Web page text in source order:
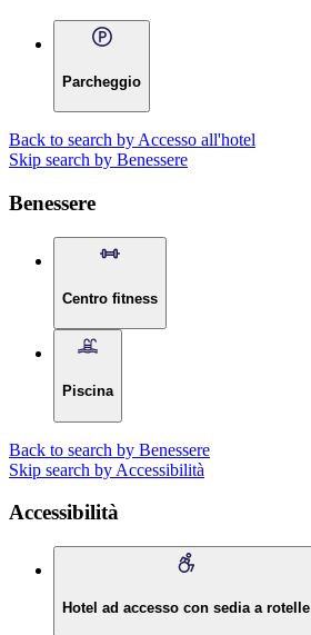
Parcheggio
Back to search by Accesso all'hotel
Skip search by Benessere
Benessere
Centro fitness
Piscina
Back to search by Benessere
Skip search by Accessibilità
Accessibilità
Hotel ad accesso con sedia a rotelle